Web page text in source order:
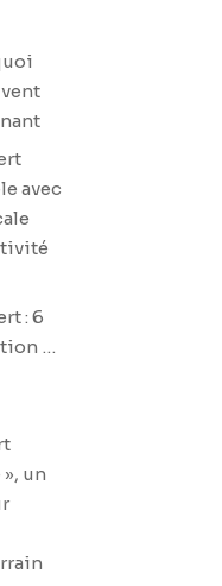
avec
: 6
…
un